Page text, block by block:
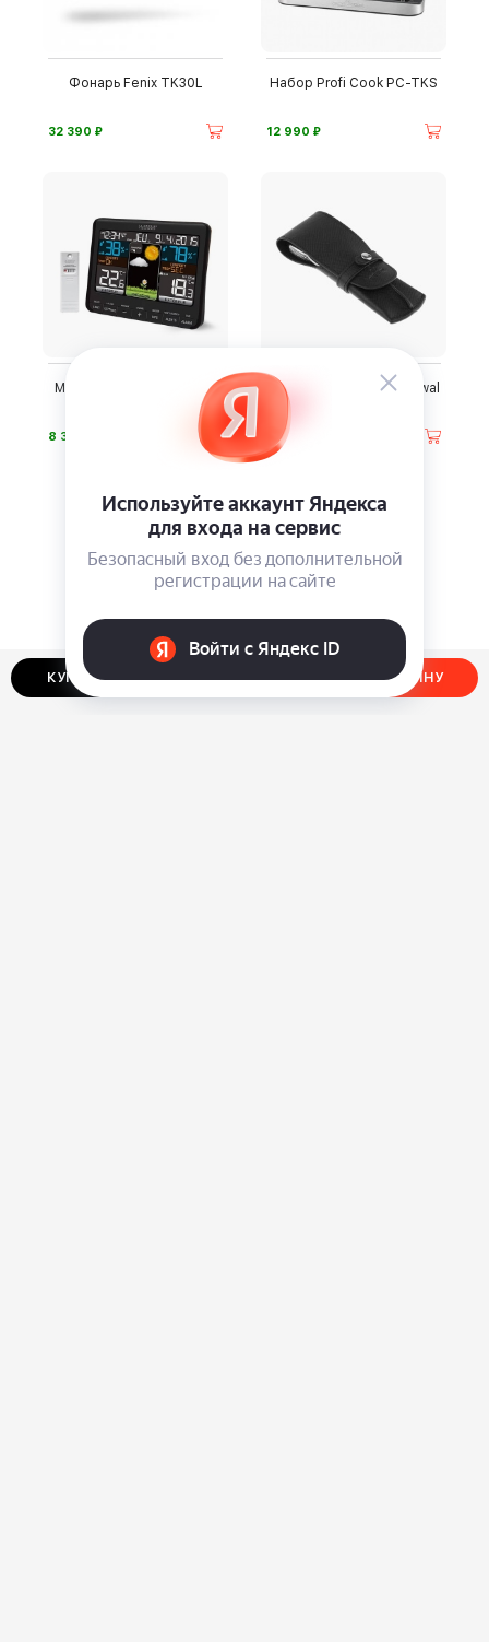
КУПИТЬ В ОДИН КЛИК ДОБАВИТЬ В КОРЗИНУ
Фонарь Fenix TK30L
32 390 ⃏
Набор Profi Cook PC-TKS
12 990 ⃏
Метеостанция LaCrosse
8 390
Маникюрный набор Dewal
5 030